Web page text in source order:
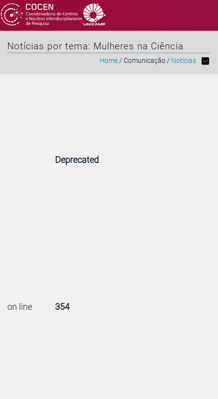
Notícias por tema: Mulheres na Ciência
Home/ Comunicação / Notícias
Deprecated
on line 354